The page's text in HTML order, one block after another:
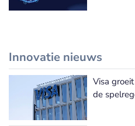
Innovatie nieuws
Visa
de